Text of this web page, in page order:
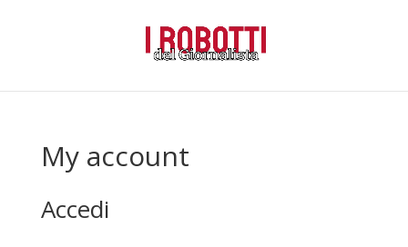
My account
Accedi